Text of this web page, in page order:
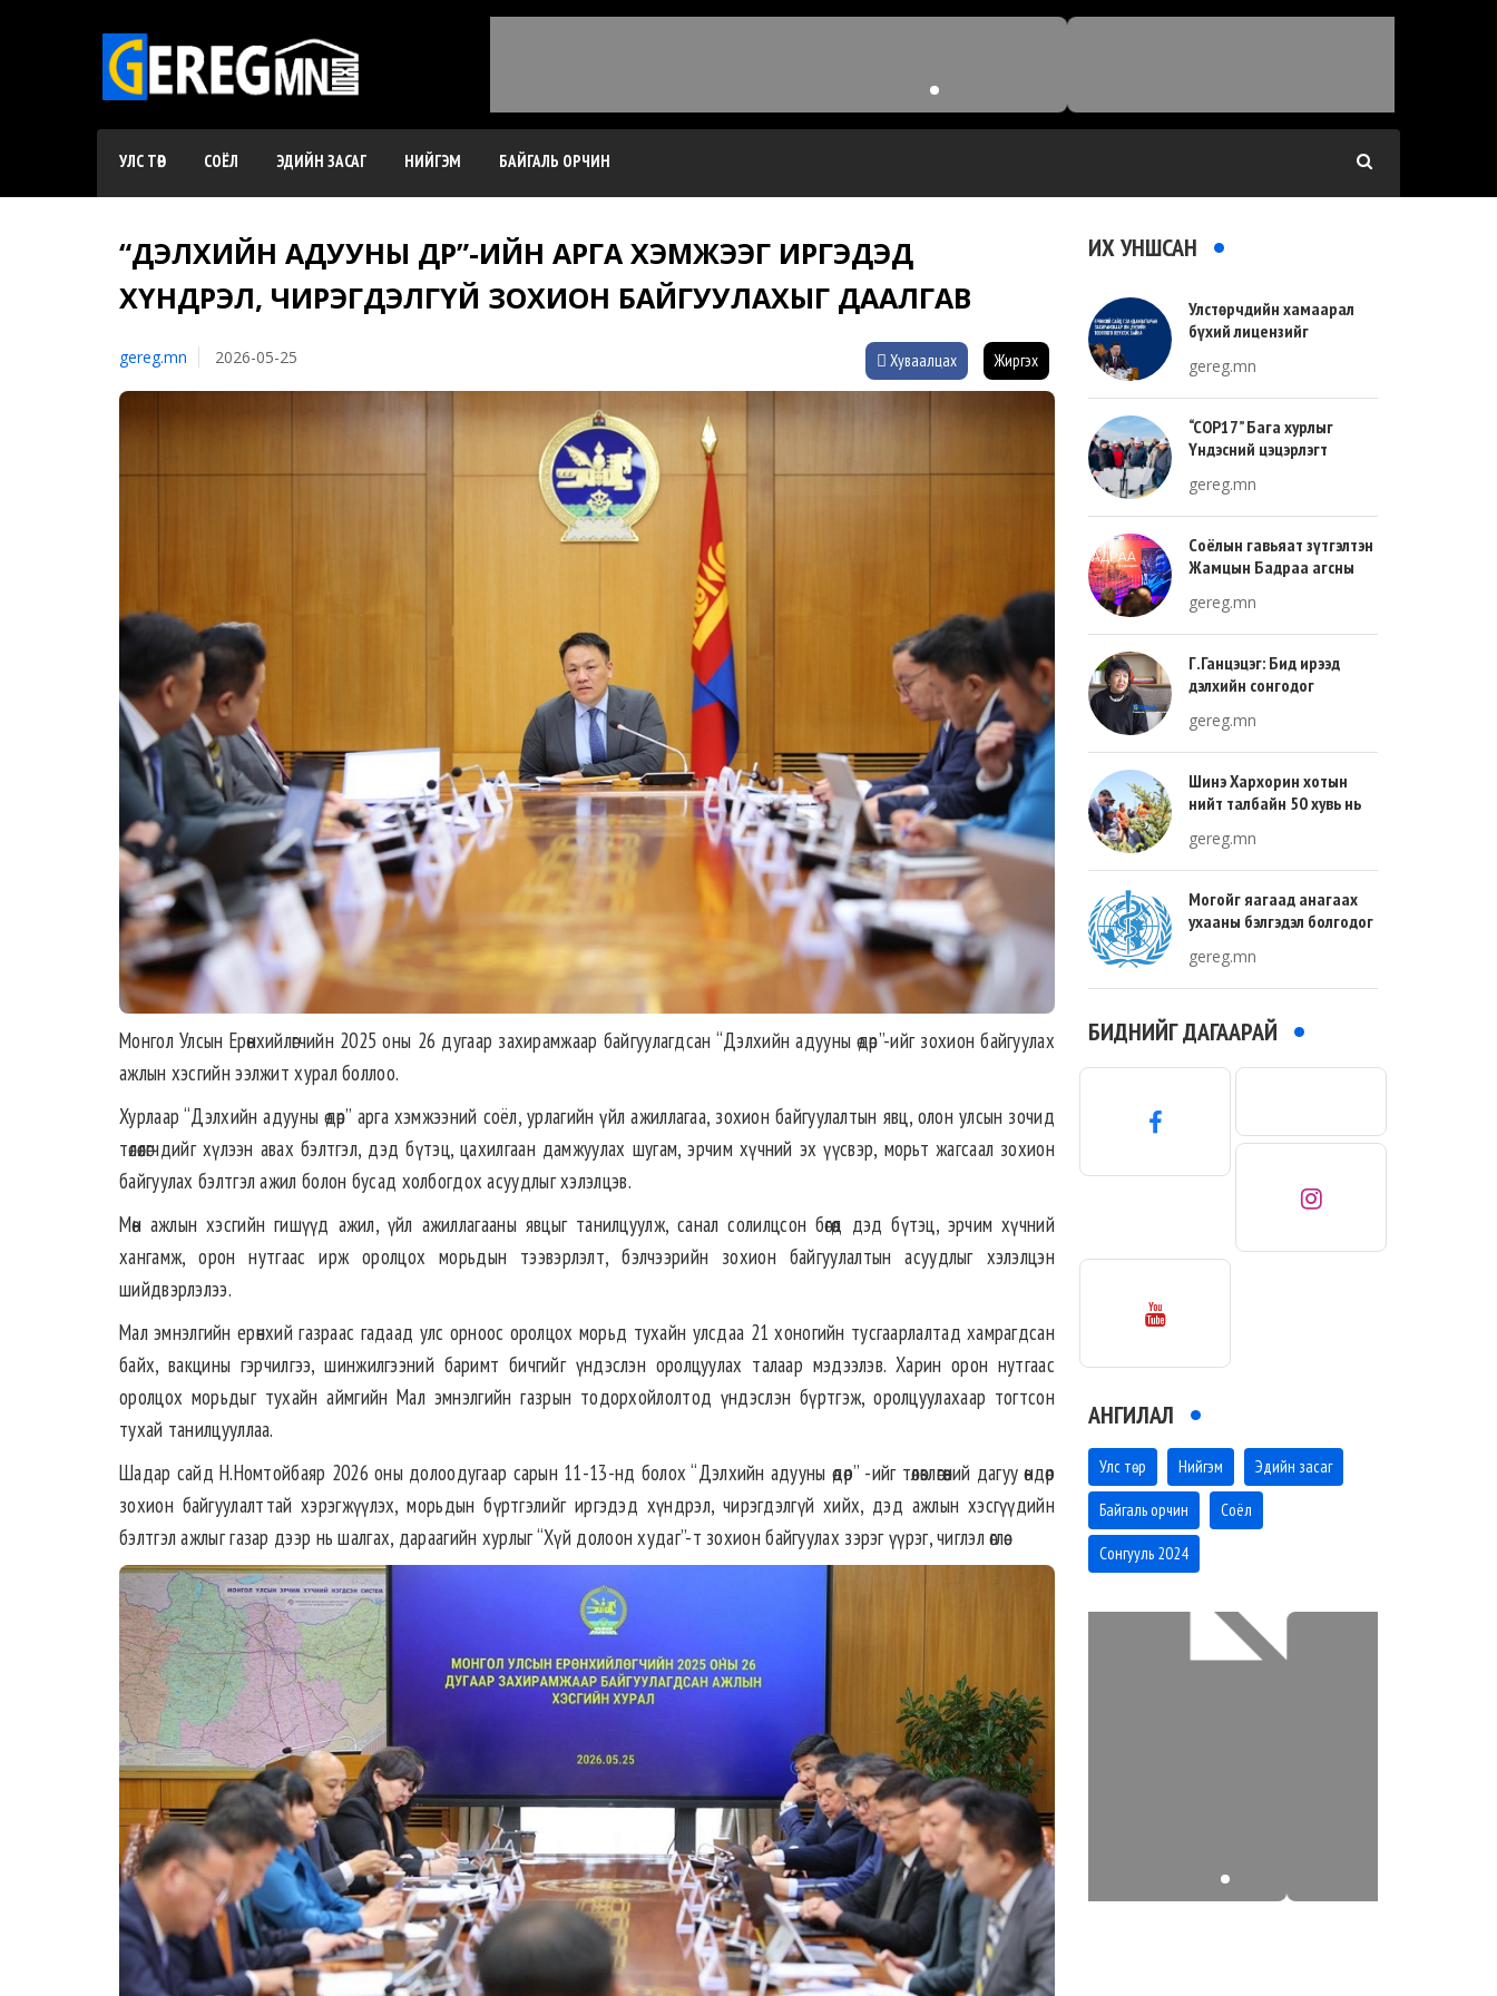
УЛС ТӨР СОЁЛ ЭДИЙН ЗАСАГ НИЙГЭМ БАЙГАЛЬ ОРЧИН
“ДЭЛХИЙН АДУУНЫ ӨДӨР”-ИЙН АРГА ХЭМЖЭЭГ ИРГЭДЭД
ХҮНДРЭЛ, ЧИРЭГДЭЛГҮЙ ЗОХИОН БАЙГУУЛАХЫГ ДААЛГАВ
gereg.mn 2026-05-25 Хуваалцах Жиргэх
Монгол Улсын Ерөнхийлөгчийн 2025 оны 26 дугаар захирамжаар байгуулагдсан “Дэлхийн адууны өдөр”-ийг зохион байгуулах
ажлын хэсгийн ээлжит хурал боллоо.
Хурлаар “Дэлхийн адууны өдөр” арга хэмжээний соёл, урлагийн үйл ажиллагаа, зохион байгуулалтын явц, олон улсын зочид
төлөөлөгчдийг хүлээн авах бэлтгэл, дэд бүтэц, цахилгаан дамжуулах шугам, эрчим хүчний эх үүсвэр, морьт жагсаал зохион
байгуулах бэлтгэл ажил болон бусад холбогдох асуудлыг хэлэлцэв.
Мөн ажлын хэсгийн гишүүд ажил, үйл ажиллагааны явцыг танилцуулж, санал солилцсон бөгөөд дэд бүтэц, эрчим хүчний
хангамж, орон нутгаас ирж оролцох морьдын тээвэрлэлт, бэлчээрийн зохион байгуулалтын асуудлыг хэлэлцэн
шийдвэрлэлээ.
Мал эмнэлгийн ерөнхий газраас гадаад улс орноос оролцох морьд тухайн улсдаа 21 хоногийн тусгаарлалтад хамрагдсан
байх, вакцины гэрчилгээ, шинжилгээний баримт бичгийг үндэслэн оролцуулах талаар мэдээлэв. Харин орон нутгаас
оролцох морьдыг тухайн аймгийн Мал эмнэлгийн газрын тодорхойлолтод үндэслэн бүртгэж, оролцуулахаар тогтсон
тухай танилцууллаа.
Шадар сайд Н.Номтойбаяр 2026 оны долоодугаар сарын 11-13-нд болох “Дэлхийн адууны өдөр” -ийг төлөвлөгөөний дагуу өндөр
зохион байгуулалттай хэрэгжүүлэх, морьдын бүртгэлийг иргэдэд хүндрэл, чирэгдэлгүй хийх, дэд ажлын хэсгүүдийн
бэлтгэл ажлыг газар дээр нь шалгах, дараагийн хурлыг “Хүй долоон худаг”-т зохион байгуулах зэрэг үүрэг, чиглэл өглөө.
ИХ УНШСАН
Улстөрчдийн хамаарал
бүхий лицензийг
gereg.mn
“COP17” Бага хурлыг
Үндэсний цэцэрлэгт
зохион байгуулна
gereg.mn
Соёлын гавьяат зүтгэлтэн
Жамцын Бадраа агсны
тохиож байна
gereg.mn
Г.Ганцэцэг: Бид ирээд
дэлхийн сонгодог
хөгжлийн тухай л ярьсан
gereg.mn
Шинэ Хархорин хотын
нийт талбайн 50 хувь нь
хувь нь барилгажих
талбай, 20 хувь нь авто
зам байна
gereg.mn
Могойг яагаад анагаах
ухааны бэлгэдэл болгодог
gereg.mn
БИДНИЙГ ДАГААРАЙ
АНГИЛАЛ
Улс төр Нийгэм Эдийн засаг
Байгаль орчин Соёл
Сонгууль 2024